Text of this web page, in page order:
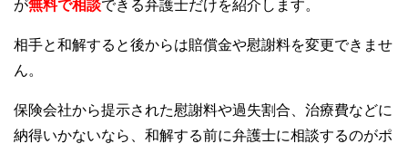
が無料で相談できる弁護士だけを紹介します。
相手と和解すると後からは賠償金や慰謝料を変更できませ
ん。
保険会社から提示された慰謝料や過失割合、治療費などに
納得いかないなら、和解する前に弁護士に相談するのがポ